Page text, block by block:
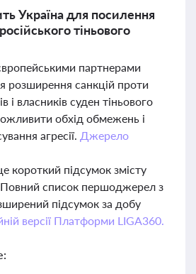
Україна для посилення
тіньового
партнерами
розширення санкцій проти
і власників суден тіньового
обхід обмежень і
агресії. Джерело
короткий підсумок змісту
Повний список першоджерел з
підсумок за добу
версії Платформи LIGA360.